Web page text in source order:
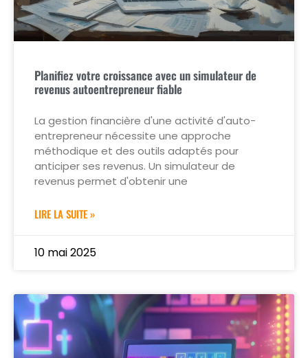
Planifiez votre croissance avec un simulateur de
revenus autoentrepreneur fiable
La gestion financière d'une activité d'auto-
entrepreneur nécessite une approche
méthodique et des outils adaptés pour
anticiper ses revenus. Un simulateur de
revenus permet d'obtenir une
LIRE LA SUITE »
10 mai 2025